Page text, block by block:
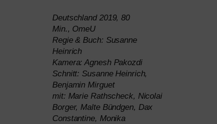
Deutschland 2019, 80
Min., OmeU
Regie& Buch: Susanne
Heinrich
Kamera: Agnesh Pakozdi
Schnitt: Susanne Heinrich,
Benjamin Mirguet
mit: Marie Rathscheck, Nicolai
Borger, Malte Bündgen, Dax
Constantine, Monika